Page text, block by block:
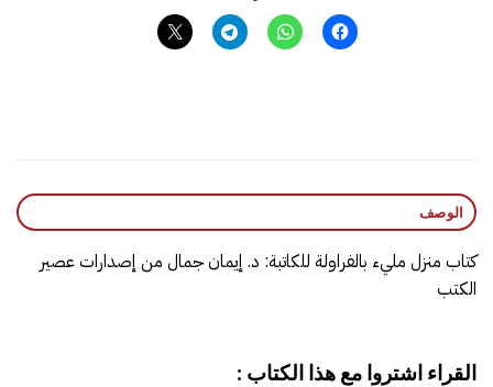
الوصف
كتاب منزل مليء بالفراولة للكاتبة: د. إيمان جمال من إصدارات عصير
الكتب
القراء اشتروا مع هذا الكتاب :